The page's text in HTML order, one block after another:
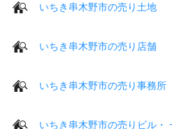
いちき串木野市の売り土地
いちき串木野市の売り店舗
いちき串木野市の売り事務所
いちき串木野市の売りビル・